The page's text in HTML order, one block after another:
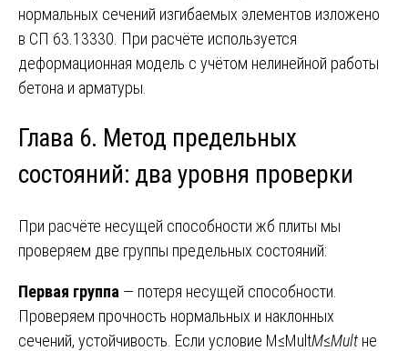
нормальных сечений изгибаемых элементов изложено
в СП 63.13330. При расчёте используется
деформационная модель с учётом нелинейной работы
бетона и арматуры.
Глава 6. Метод предельных
состояний: два уровня проверки
При расчёте несущей способности жб плиты мы
проверяем две группы предельных состояний:
Первая группа — потеря несущей способности.
Проверяем прочность нормальных и наклонных
сечений, устойчивость. Если условие M≤MultM≤Mult ​ не